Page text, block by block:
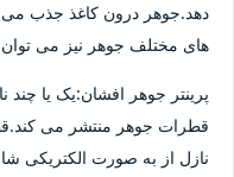
دهد.جوهر درون کاغذ جذب
های مختلف جوهر نیز می توان
پرینتر جوهر افشان:یک یا چند
قطرات جوهر منتشر می
نازل از به صورت